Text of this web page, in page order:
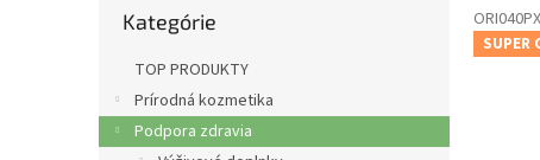
a
kategórie
Kategórie
TOP PRODUKTY
Prírodná kozmetika
Podpora zdravia
SUPER